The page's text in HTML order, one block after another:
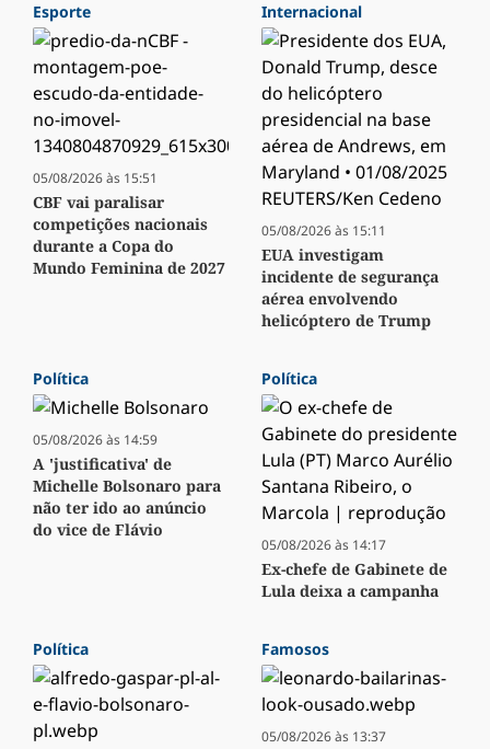
Esporte
05/08/2026 às 15:51
CBF vai paralisar
competições nacionais
durante a Copa do
Mundo Feminina de 2027
Internacional
05/08/2026 às 15:11
EUA investigam
incidente de segurança
aérea envolvendo
helicóptero de Trump
Política
05/08/2026 às 14:59
A 'justificativa' de
Michelle Bolsonaro para
não ter ido ao anúncio
do vice de Flávio
Política
05/08/2026 às 14:17
Ex-chefe de Gabinete de
Lula deixa a campanha
Política Famosos
05/08/2026 às 13:37